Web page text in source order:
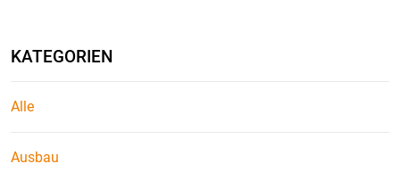
KATEGORIEN
Alle
Ausbau